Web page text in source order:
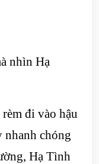
nhìn Hạ
đi vào hậu
chóng
Hạ Tình